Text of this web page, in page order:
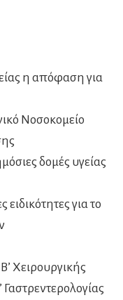
η απόφαση για
Νοσοκομείο
δομές υγείας
για το
Χειρουργικής